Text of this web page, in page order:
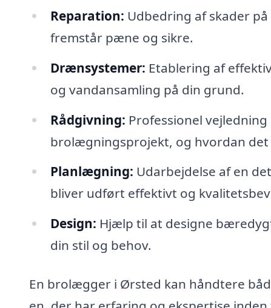
Reparation: Udbedring af skader
fremstår pæne og sikre.
Drænsystemer: Etablering af
og vandansamling på din grund.
Rådgivning: Professionel
brolægningsprojekt, og hvordan det
Planlægning: Udarbejdelse af en
bliver udført effektivt og
Design: Hjælp til at designe
din stil og behov.
En brolægger i Ørsted kan håndtere